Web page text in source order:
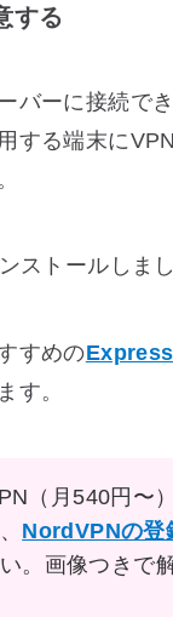
する
バーに接続で
する端末に
ストールしまし
すめの
す。
（月540円〜
NordVPNの登
。画像つきで